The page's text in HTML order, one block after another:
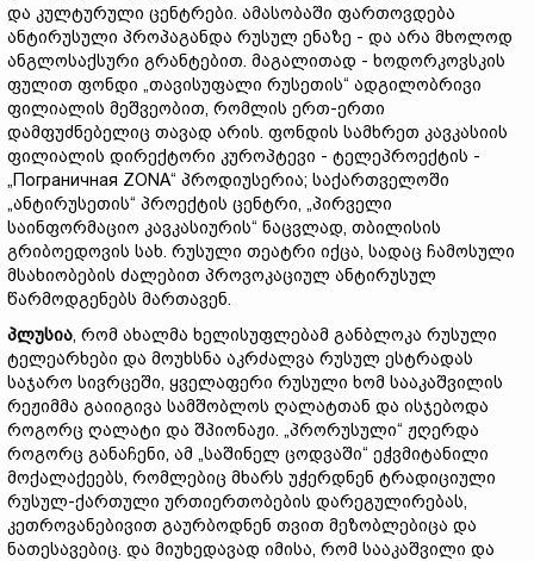
და კულტურული ცენტრები. ამასობაში ფართოვდება
ანტირუსული პროპაგანდა რუსულ ენაზე - და არა მხოლოდ
ანგლოსაქსური გრანტებით. მაგალითად - ხოდორკოვსკის
ფულით ფონდი „თავისუფალი რუსეთის“ ადგილობრივი
ფილიალის მეშვეობით, რომლის ერთ-ერთი
დამფუძნებელიც თავად არის. ფონდის სამხრეთ კავკასიის
ფილიალის დირექტორი კუროპტევი - ტელეპროექტის -
„Пограничная ZONA“ პროდიუსერია; საქართველოში
„ანტირუსეთის“ პროექტის ცენტრი, „პირველი
საინფორმაციო კავკასიურის“ ნაცვლად, თბილისის
გრიბოედოვის სახ. რუსული თეატრი იქცა, სადაც ჩამოსული
მსახიობების ძალებით პროვოკაციულ ანტირუსულ
წარმოდგენებს მართავენ.
პლუსია, რომ ახალმა ხელისუფლებამ განბლოკა რუსული
ტელეარხები და მოუხსნა აკრძალვა რუსულ ესტრადას
საჯარო სივრცეში, ყველაფერი რუსული ხომ სააკაშვილის
რეჟიმმა გაიიგივა სამშობლოს ღალატთან და ისჯებოდა
როგორც ღალატი და შპიონაჟი. „პრორუსული“ ჟღერდა
როგორც განაჩენი, ამ „საშინელ ცოდვაში“ ეჭვმიტანილი
მოქალაქეებს, რომლებიც მხარს უჭერდნენ ტრადიციული
რუსულ-ქართული ურთიერთობების დარეგულირებას,
კეთროვანებივით გაურბოდნენ თვით მეზობლებიცა და
ნათესავებიც. და მიუხედავად იმისა, რომ სააკაშვილი და